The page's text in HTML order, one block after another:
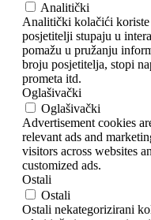
Analitički
Analitički kolačići koriste
posjetitelji stupaju u
pomažu u pružanju
broju posjetitelja, stopi
prometa itd.
Oglašivački
Oglašivački
Advertisement cookies
relevant ads and
visitors across websites
customized ads.
Ostali
Ostali
Ostali nekategorizirani